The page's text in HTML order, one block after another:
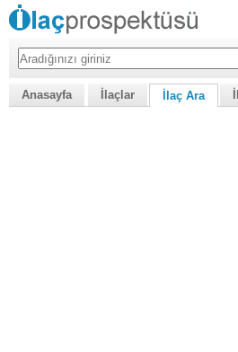
Anasayfa İlaçlar İlaç Ara